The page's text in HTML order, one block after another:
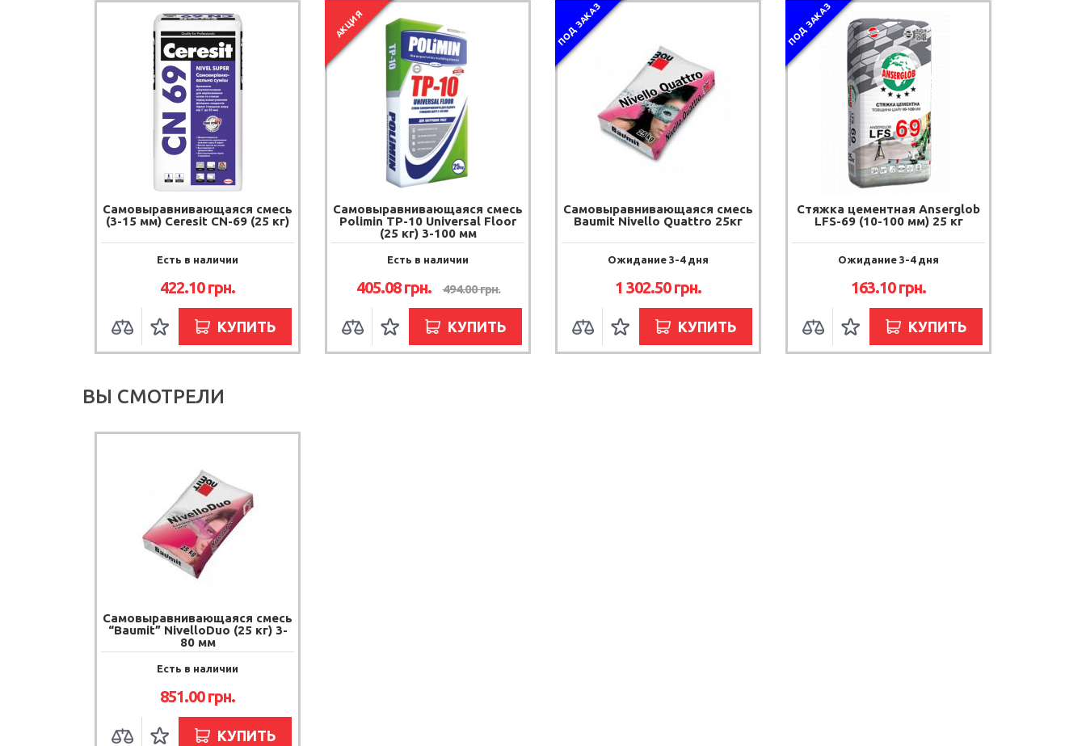
Самовыравнивающаяся смесь
(3-15 мм) Ceresit CN-69 (25 кг)
Есть в наличии
422.10грн.
КУПИТЬ
АКЦИЯ
Самовыравнивающаяся смесь
Polimin TP-10 Universal Floor
(25 кг) 3-100 мм
Есть в наличии
405.08грн. 494.00грн.
КУПИТЬ
ПОД ЗАКАЗ
Самовыравнивающаяся смесь
Baumit Nivello Quattro 25кг
Ожидание 3-4 дня
1 302.50грн.
КУПИТЬ
ПОД ЗАКАЗ
Стяжка цементная Anserglob
LFS-69 (10-100 мм) 25 кг
Ожидание 3-4 дня
163.10грн.
КУПИТЬ
ВЫ СМОТРЕЛИ
Самовыравнивающаяся смесь
“Baumit” NivelloDuo (25 кг) 3-
80 мм
Есть в наличии
851.00грн.
КУПИТЬ